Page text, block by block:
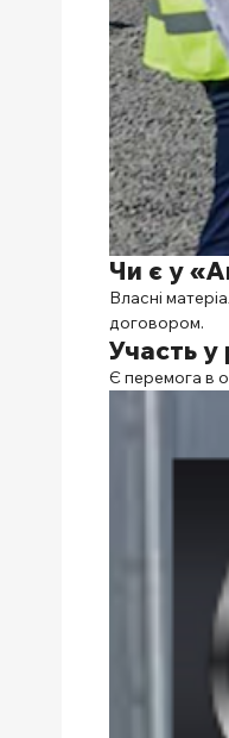
Чи є у
Власні
договором.
Участь у
Є перемога в